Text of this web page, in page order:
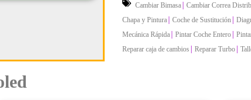
Cambiar Bimasa Cambiar Correa
Chapa y Pintura Coche de Sustitución
Mecánica Rápida Pintar Coche Entero
Reparar caja de cambios Reparar Turbo